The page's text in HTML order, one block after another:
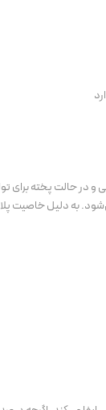
پخته برای
به دلیل خاصیت